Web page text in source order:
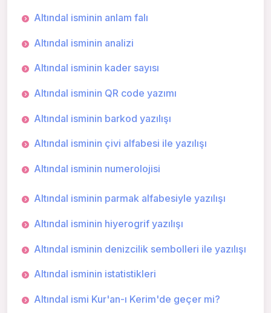
Altındal isminin anlam falı
Altındal isminin analizi
Altındal isminin kader sayısı
Altındal isminin QR code yazımı
Altındal isminin barkod yazılışı
Altındal isminin çivi alfabesi ile yazılışı
Altındal isminin numerolojisi
Altındal isminin parmak alfabesiyle yazılışı
Altındal isminin hiyerogrif yazılışı
Altındal isminin denizcilik sembolleri ile yazılışı
Altındal isminin istatistikleri
Altındal ismi Kur'an-ı Kerim'de geçer mi?